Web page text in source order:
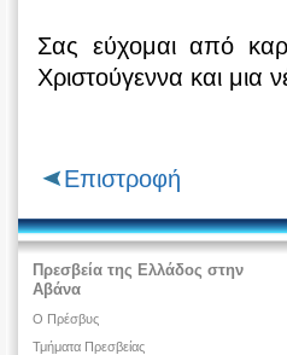
Σας εύχομαι από
Χριστούγεννα και μια
Επιστροφή
Πρεσβεία της Ελλάδος στην
Αβάνα
Ο Πρέσβυς
Τμήματα Πρεσβείας